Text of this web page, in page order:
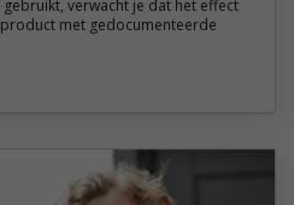
verwacht je dat het effect
met gedocumenteerde